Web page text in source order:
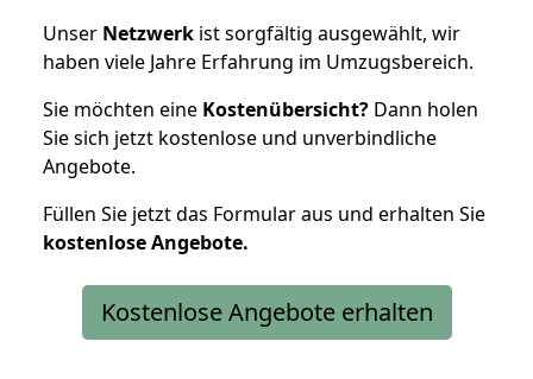
Unser Netzwerk ist sorgfältig ausgewählt, wir
haben viele Jahre Erfahrung im Umzugsbereich.
Sie möchten eine Kostenübersicht? Dann holen
Sie sich jetzt kostenlose und unverbindliche
Angebote.
Füllen Sie jetzt das Formular aus und erhalten Sie
kostenloseAngebote.
Kostenlose Angebote erhalten